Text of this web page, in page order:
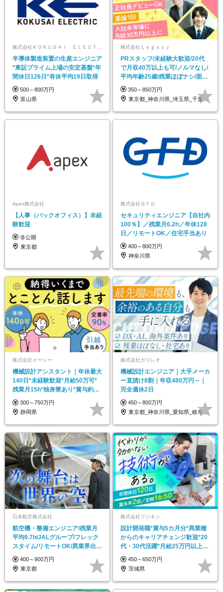
半導体製造装置の生産エンジニア
*東証プライム上場の安定基盤*年
間休日126日*有休平均19日取得
500～800万円
富山県
株式会社Ｌｅｇａｃｙ
PRスタッフ/未経験大歓迎/20代
で月収40万以上も可/ノルマなし/
平均年齢25歳/残業ほぼナシ/面接
1回
350～850万円
東京都_神奈川県_埼玉県_千葉県_大阪府…
Apex株式会社
【人事（バックオフィス）】未経
験歓迎
非公開
東京都
株式会社ＧＦＤ
セキュリティエンジニア【自社内
100％】／残業月6.2h／年休128
日／リモートOK／住宅手当あり
400～800万円
神奈川県
株式会社イーシー
機械設計アシスタント｜年休最大
140日*未経験歓迎*月給50万可*
残業月15h*独身寮あり*賞与約3
ヶ月分支給
300～750万円
静岡県
株式会社ガリレオ
機械設計エンジニア｜大手メーカ
ー直請け8割｜年収480万円～｜
完全週休2日
450～800万円
東京都_神奈川県_愛知県_岐阜県
日本航空株式会社
航空機・整備エンジニア/残業月
平均9.7h/JALグループ/フレック
スタイム/リモートOK/異業界出身
活躍
400～900万円
東京都
株式会社フジキン
設計開発職*賞与5カ月分*異業種
からのキャリアチェンジ歓迎*20
代・30代活躍*月給25万円以上*
手当充実
450～650万円
茨城県